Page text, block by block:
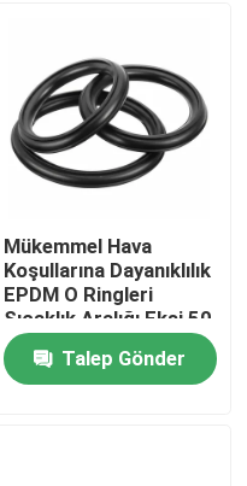
Mükemmel Hava
Koşullarına Dayanıklılık
EPDM O Ringleri
Sıcaklık Aralığı Eksi 50
ila 250 Santigrat
Derece, Üstün Aşınma
Direnci ile
Talep Gönder